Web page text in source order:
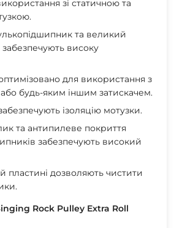
зі статичною та
та великий
високу
для використання з
будь-яким іншим затискачем.
ізоляцію мотузки.
та антипилеве покриття
забезпечують високий
пластині дозволяють чистити
Rock Pulley Extra Roll